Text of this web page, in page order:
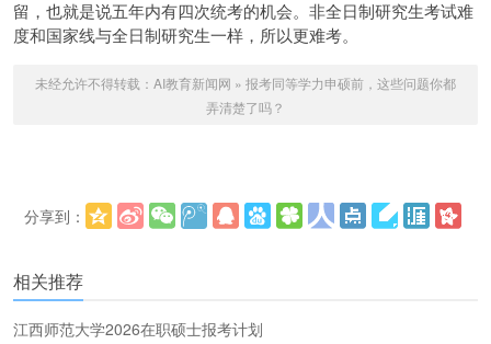
留，也就是说五年内有四次统考的机会。非全日制研究生考试难
度和国家线与全日制研究生一样，所以更难考。
未经允许不得转载： AI教育新闻网 » 报考同等学力申硕前，这些问题你都
弄清楚了吗？
分享到：
相关推荐
江西师范大学2026在职硕士报考计划